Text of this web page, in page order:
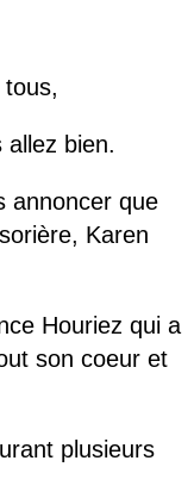
allez bien.
annoncer que
Karen
Houriez qui a
son coeur et
plusieurs